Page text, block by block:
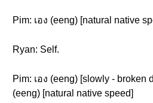
Pim: เอง (eeng) [natural native
Ryan: Self.
Pim: เอง (eeng) [slowly - broken
(eeng) [natural native speed]